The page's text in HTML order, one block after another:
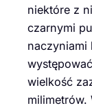
niektóre z
czarnymi
naczyniami
wielkość
milimetrów.